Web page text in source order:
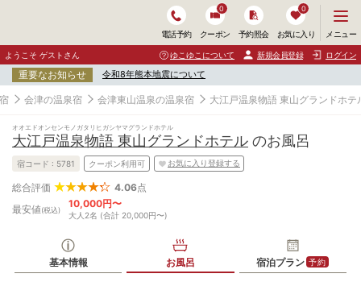
電話予約 クーポン
0
予約照会 お気に入り
0
ニ
ュ
ー
開
く
メニュー
ようこそ ゲストさん ゆこゆこについて 新規会員登録 ログイン
重要なお知らせ 令和8年熊本地震について
会津の温泉宿 会津東山温泉の温泉宿 大江戸温泉物語 東山グランドホテ
オオエドオンセンモノガタリヒガシヤマグランドホテル
大江戸温泉物語 東山グランドホテル のお風呂
宿コード : 5781 クーポン利用可 お気に入り登録する
総合評価 4.06点
最安値(税込)
10,000円〜
大人2名 (合計 20,000円〜)
基本情報 お風呂 宿泊プラン 予約